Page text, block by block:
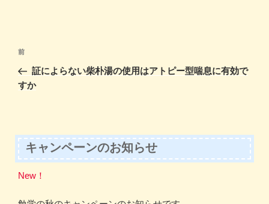
b
d
投
ナ
シ
ョ
ン
前
の
投
前
証によらない柴朴湯の使用はアトピー型喘息に有効で
すか
キャンペーンのお知らせ
New！